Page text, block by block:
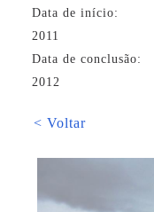
Data de início:
2011
Data de conclusão:
2012
< Voltar